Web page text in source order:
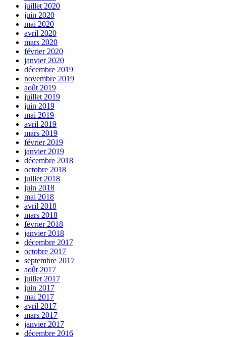
juillet 2020
juin 2020
mai 2020
avril 2020
mars 2020
février 2020
janvier 2020
décembre 2019
novembre 2019
août 2019
juillet 2019
juin 2019
mai 2019
avril 2019
mars 2019
février 2019
janvier 2019
décembre 2018
octobre 2018
juillet 2018
juin 2018
mai 2018
avril 2018
mars 2018
février 2018
janvier 2018
décembre 2017
octobre 2017
septembre 2017
août 2017
juillet 2017
juin 2017
mai 2017
avril 2017
mars 2017
janvier 2017
décembre 2016